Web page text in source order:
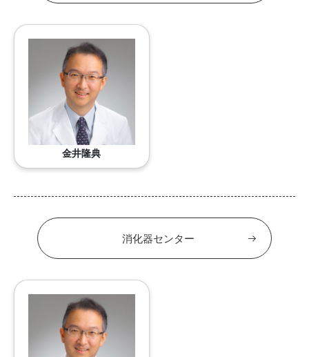
金井隆典
消化器センター